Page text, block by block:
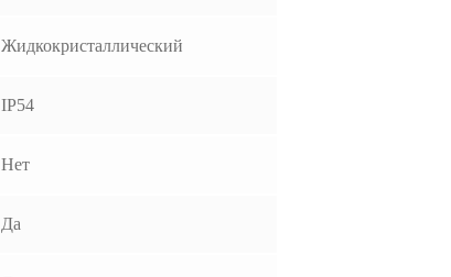
Жидкокристаллический
IP54
Нет
Да